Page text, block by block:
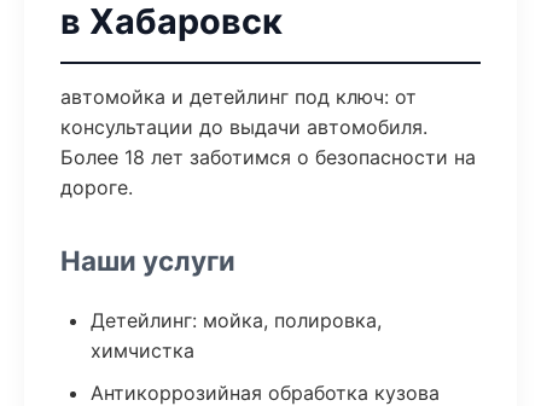
в Хабаровск
автомойка и детейлинг под ключ: от
консультации до выдачи автомобиля.
Более 18 лет заботимся о безопасности на
дороге.
Наши услуги
Детейлинг: мойка, полировка,
химчистка
Антикоррозийная обработка кузова